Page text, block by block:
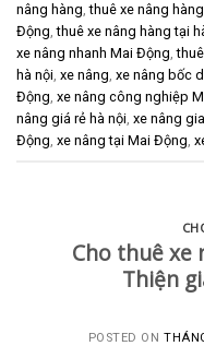
nâng hàng,thuê xe nâng
Động,thuê xe nâng hàng tại
xe nâng nhanh Mai Động,
hà nội, xe nâng, xe nâng bốc
Động, xe nâng công nghiệp
nâng giá rẻ hà nội, xe nâng
Động, xe nâng tại Mai Động,
Cho thuê xe
Thiện
POSTED ON